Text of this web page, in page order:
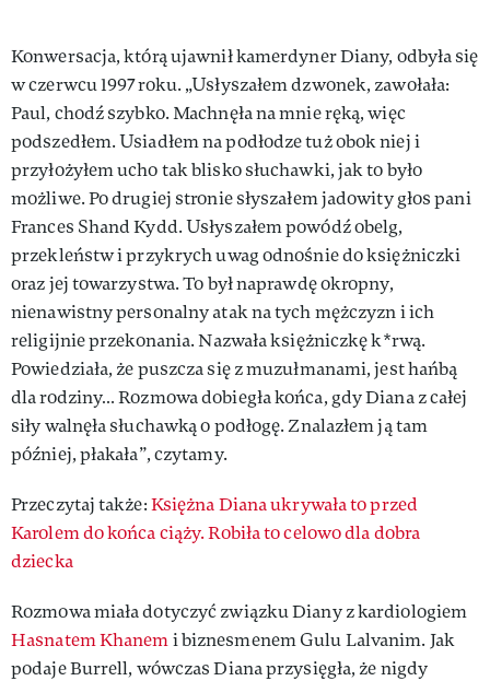
Konwersacja, którą ujawnił kamerdyner Diany, odbyła się
w czerwcu 1997 roku. „Usłyszałem dzwonek, zawołała:
Paul, chodź szybko. Machnęła na mnie ręką, więc
podszedłem. Usiadłem na podłodze tuż obok niej i
przyłożyłem ucho tak blisko słuchawki, jak to było
możliwe. Po drugiej stronie słyszałem jadowity głos pani
Frances Shand Kydd. Usłyszałem powódź obelg,
przekleństw i przykrych uwag odnośnie do księżniczki
oraz jej towarzystwa. To był naprawdę okropny,
nienawistny personalny atak na tych mężczyzn i ich
religijnie przekonania. Nazwała księżniczkę k*rwą.
Powiedziała, że puszcza się z muzułmanami, jest hańbą
dla rodziny… Rozmowa dobiegła końca, gdy Diana z całej
siły walnęła słuchawką o podłogę. Znalazłem ją tam
później, płakała”, czytamy.
Przeczytaj także:Księżna Diana ukrywała to przed
Karolem do końca ciąży. Robiła to celowo dla dobra
dziecka
Rozmowa miała dotyczyć związku Diany z kardiologiem
Hasnatem Khanemi biznesmenem Gulu Lalvanim. Jak
podaje Burrell, wówczas Diana przysięgła, że nigdy